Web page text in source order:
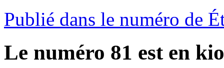
Publié dans le numéro de
Le numéro 81 est en